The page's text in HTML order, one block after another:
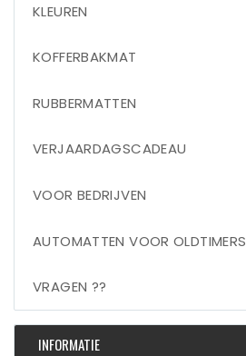
KLEUREN
KOFFERBAKMAT
RUBBERMATTEN
VERJAARDAGSCADEAU
VOOR BEDRIJVEN
AUTOMATTEN VOOR OLDTIMERS
VRAGEN ??
INFORMATIE